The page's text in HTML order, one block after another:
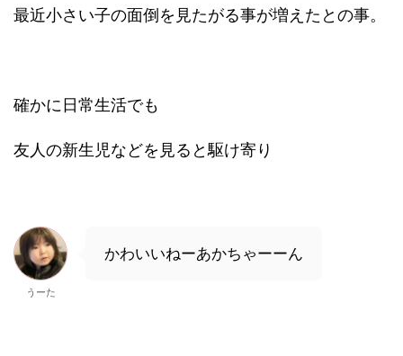
最近小さい子の面倒を見たがる事が増えたとの事。
確かに日常生活でも
友人の新生児などを見ると駆け寄り
うーた
かわいいねーあかちゃーーん